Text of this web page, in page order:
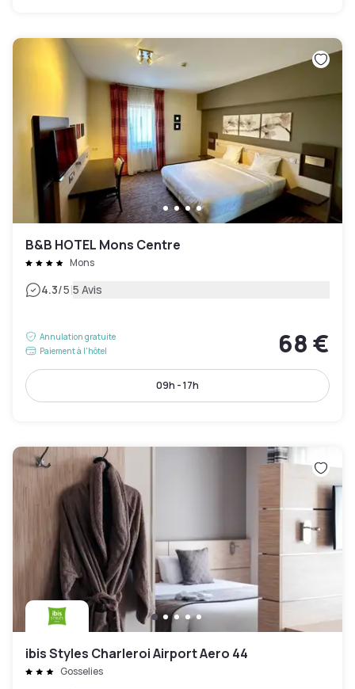
B&B HOTEL Mons Centre
Mons
4.3/5|5 Avis
Annulation gratuite
Paiement à l'hôtel
68 €
09h - 17h
ibis Styles Charleroi Airport Aero 44
Gosselies